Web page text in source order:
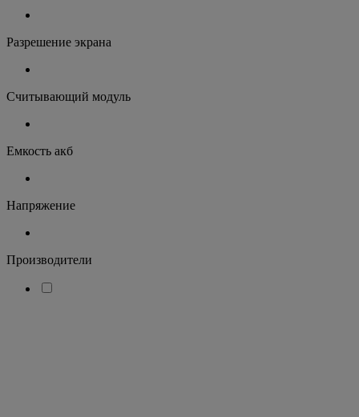
Разрешение экрана
Считывающий модуль
Емкость акб
Напряжение
Производители